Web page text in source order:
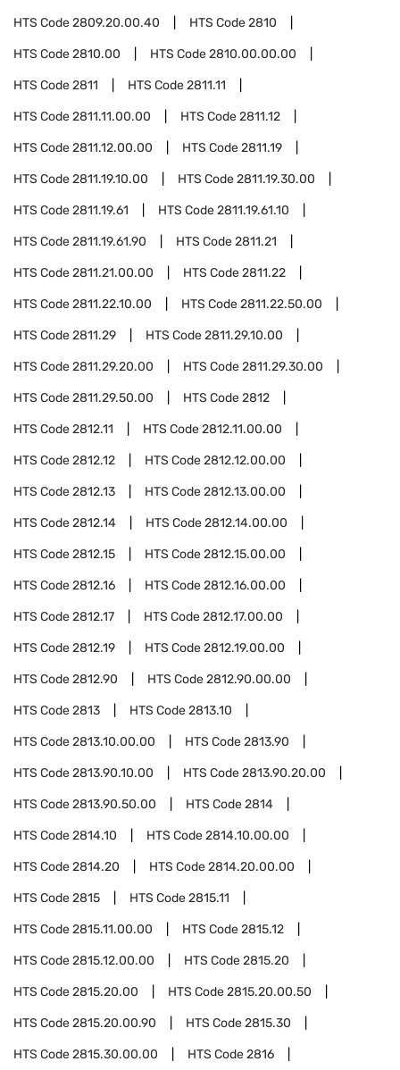
HTS Code2809.20.00.40 HTS Code2810
HTS Code2810.00 HTS Code2810.00.00.00
HTS Code2811 HTS Code2811.11
HTS Code2811.11.00.00 HTS Code2811.12
HTS Code2811.12.00.00 HTS Code2811.19
HTS Code2811.19.10.00 HTS Code2811.19.30.00
HTS Code2811.19.61 HTS Code2811.19.61.10
HTS Code2811.19.61.90 HTS Code2811.21
HTS Code2811.21.00.00 HTS Code2811.22
HTS Code2811.22.10.00 HTS Code2811.22.50.00
HTS Code2811.29 HTS Code2811.29.10.00
HTS Code2811.29.20.00 HTS Code2811.29.30.00
HTS Code2811.29.50.00 HTS Code2812
HTS Code2812.11 HTS Code2812.11.00.00
HTS Code2812.12 HTS Code2812.12.00.00
HTS Code2812.13 HTS Code2812.13.00.00
HTS Code2812.14 HTS Code2812.14.00.00
HTS Code2812.15 HTS Code2812.15.00.00
HTS Code2812.16 HTS Code2812.16.00.00
HTS Code2812.17 HTS Code2812.17.00.00
HTS Code2812.19 HTS Code2812.19.00.00
HTS Code2812.90 HTS Code2812.90.00.00
HTS Code2813 HTS Code2813.10
HTS Code2813.10.00.00 HTS Code2813.90
HTS Code2813.90.10.00 HTS Code2813.90.20.00
HTS Code2813.90.50.00 HTS Code2814
HTS Code2814.10 HTS Code2814.10.00.00
HTS Code2814.20 HTS Code2814.20.00.00
HTS Code2815 HTS Code2815.11
HTS Code2815.11.00.00 HTS Code2815.12
HTS Code2815.12.00.00 HTS Code2815.20
HTS Code2815.20.00 HTS Code2815.20.00.50
HTS Code2815.20.00.90 HTS Code2815.30
HTS Code2815.30.00.00 HTS Code2816